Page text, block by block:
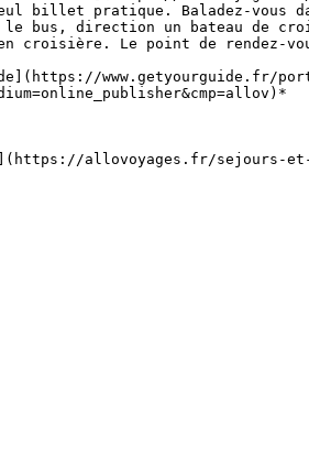
seul billet pratique. Baladez-
bus, direction un bateau de
croisière. Le point de
www.getyourguide.fr/